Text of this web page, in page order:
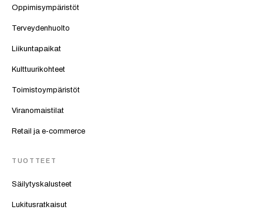
Oppimisympäristöt
Terveydenhuolto
Liikuntapaikat
Kulttuurikohteet
Toimistoympäristöt
Viranomaistilat
Retail ja e-commerce
TUOTTEET
Säilytyskalusteet
Lukitusratkaisut